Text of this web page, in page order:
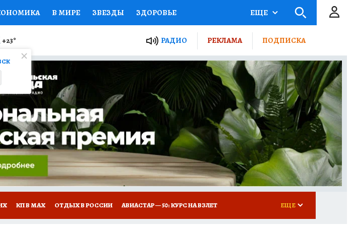
В МИРЕ ЗВЕЗДЫ ЗДОРОВЬЕ
НАЦИОНАЛЬНЫЕ ПРОЕКТЫ РОССИИ
СЕМЬЯ ЖЕНСКИЕ СЕКРЕТЫ ПУТЕВОДИТЕЛЬ
СПЕЦПРОЕКТЫ ДЕФИЦИТ ЖЕЛЕЗА ТУРИЗМ
РАБОТА У НАС ГИД ПОТРЕБИТЕЛЯ ВСЕ О КП
ЕЩЕ
+23° РАДИО РЕКЛАМА ПОДПИСКА
КП В МАХ ОТДЫХ В РОССИИ АВИАСТАР — 50: КУРС НА ВЗЛЕТ ЕЩЕ